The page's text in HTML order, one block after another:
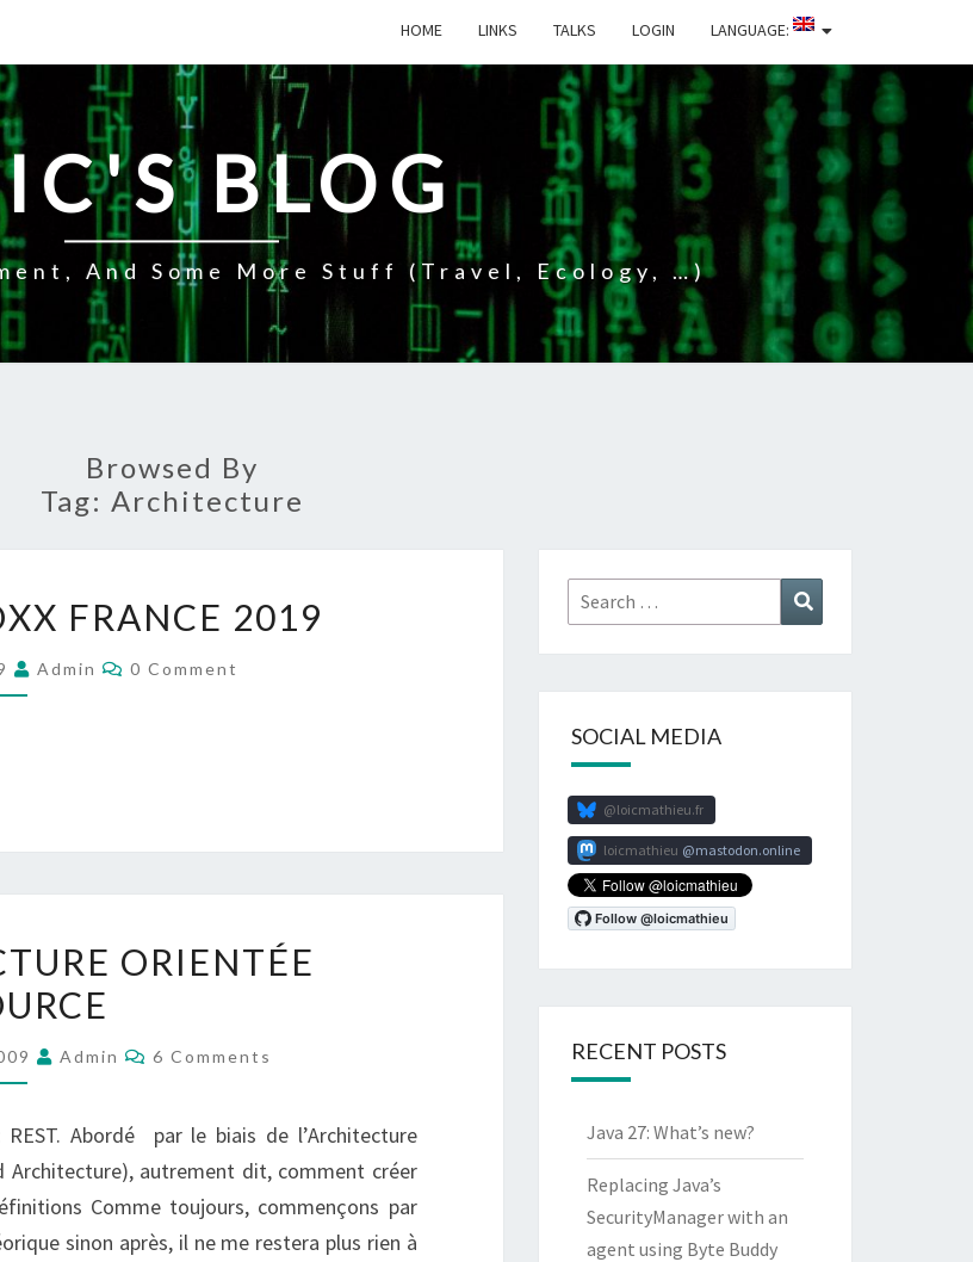
HOME LINKS TALKS LOGIN LANGUAGE:
BLOG
And Some More Stuff (travel, Ecology, …)
Browsed By
Tag: Architecture
FRANCE 2019
Admin Comments
0 Comment
ORIENTÉE
Admin Comments
6 Comments
Abordé par le biais de l’Architecture
Architecture), autrement dit, comment créer
Comme toujours, commençons par
sinon après, il ne me restera plus rien à
Search
for:
SOCIAL MEDIA
@loicmathieu.fr
loicmathieu mastodon.online
RECENT POSTS
Java 27: What’s new?
Replacing Java’s
SecurityManager with an
agent using Byte Buddy